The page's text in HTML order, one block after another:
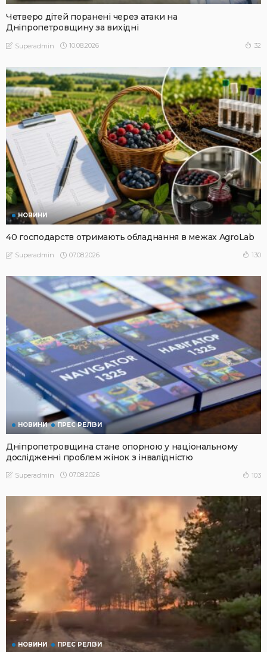
Четверо дітей поранені через атаки на
Дніпропетровщину за вихідні
Superadmin 10.08.2026 32
НОВИНИ
40 господарств отримають обладнання в межах AgroLab
Superadmin 07.08.2026 130
НОВИНИ ПРЕС РЕЛІЗИ
Дніпропетровщина стане опорною у національному
дослідженні проблем жінок з інвалідністю
Superadmin 07.08.2026 103
НОВИНИ ПРЕС РЕЛІЗИ